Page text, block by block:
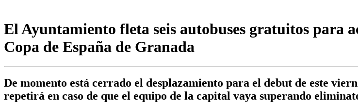
El Ayuntamiento fleta seis autobuses gratuitos para
Copa de España de Granada
De momento está cerrado el desplazamiento para el debut de este
repetirá en caso de que el equipo de la capital vaya superando